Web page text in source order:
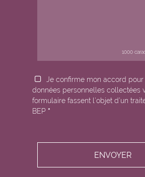
1000
Je confirme mon accord
données personnelles collectées
formulaire fassent l’objet d’un
BEP *